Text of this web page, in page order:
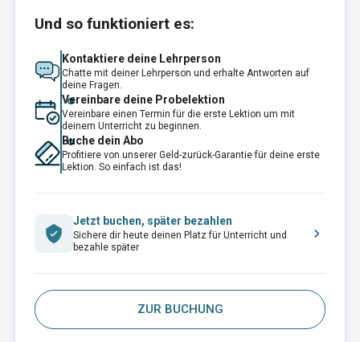
Und so funktioniert es:
Kontaktiere deine Lehrperson
Chatte mit deiner Lehrperson und erhalte Antworten auf
deine Fragen.
Vereinbare deine Probelektion
Vereinbare einen Termin für die erste Lektion um mit
deinem Unterricht zu beginnen.
Buche dein Abo
Profitiere von unserer Geld-zurück-Garantie für deine erste
Lektion. So einfach ist das!
Jetzt buchen, später bezahlen
Sichere dir heute deinen Platz für Unterricht und
bezahle später
ZUR BUCHUNG